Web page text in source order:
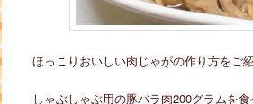
ほっこりおいしい肉じゃがの作り方をご紹
しゃぶしゃぶ用の豚バラ肉200グラムを